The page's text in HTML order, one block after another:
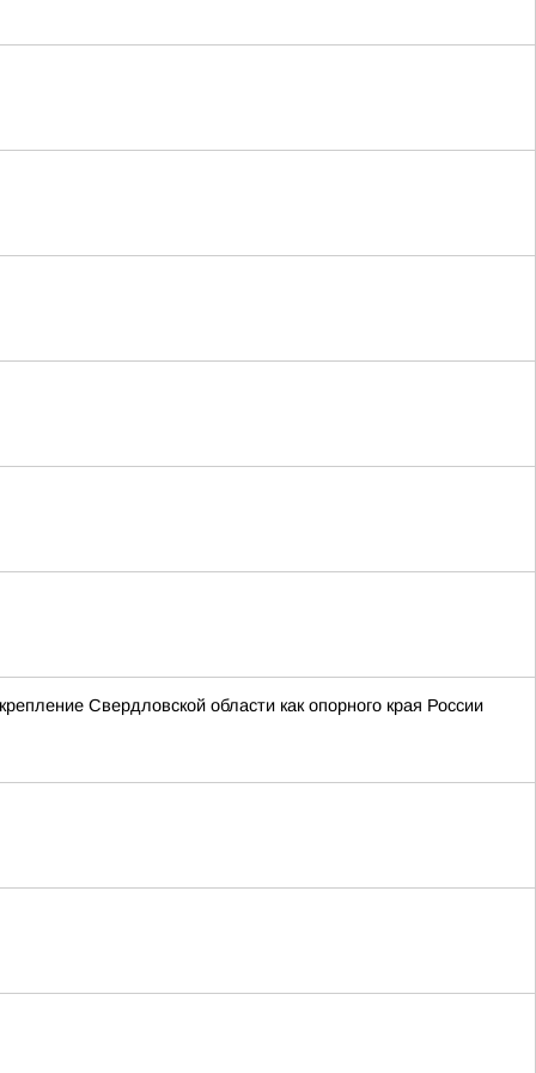
Свердловской области как опорного края России